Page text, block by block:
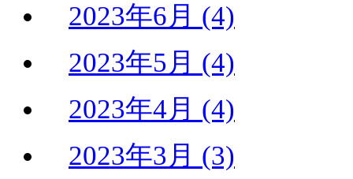
2023年6月 (4)
2023年5月 (4)
2023年4月 (4)
2023年3月 (3)